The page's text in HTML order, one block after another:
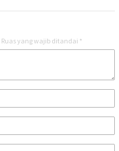
Ruas yang wajib ditandai *